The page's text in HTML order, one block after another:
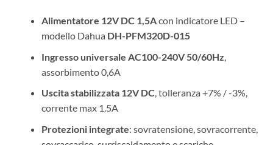
Alimentatore 12V DC 1,5Acon indicatore LED –
modello Dahua DH-PFM320D-015
Ingresso universale AC100-240V 50/60Hz
assorbimento 0,6A
Uscita stabilizzata 12V DC, tolleranza +7% / -3%,
corrente max 1.5A
Protezioni integrate: sovratensione, sovracorrente,